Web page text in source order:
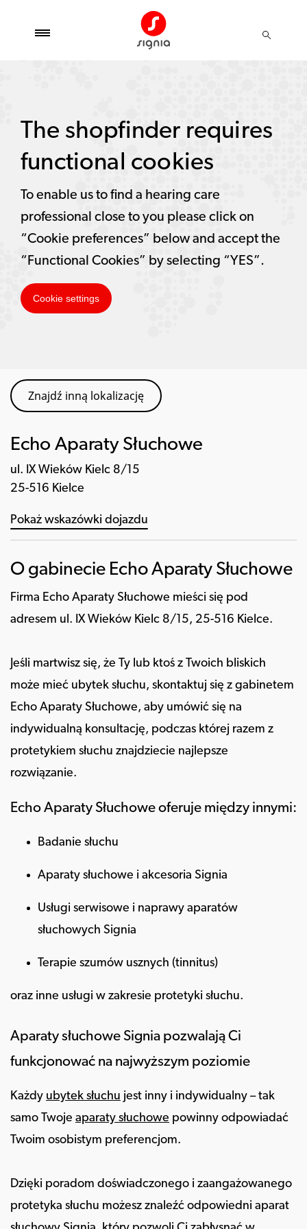
Znajdź inną lokalizację
Echo Aparaty Słuchowe
ul. IX Wieków Kielc 8/15
25-516 Kielce
Pokaż wskazówki dojazdu
O gabinecie Echo Aparaty Słuchowe
Firma Echo Aparaty Słuchowe mieści się pod
adresem ul. IX Wieków Kielc 8/15, 25-516 Kielce.
Jeśli martwisz się, że Ty lub ktoś z Twoich bliskich
może mieć ubytek słuchu, skontaktuj się z gabinetem
Echo Aparaty Słuchowe, aby umówić się na
indywidualną konsultację, podczas której razem z
protetykiem słuchu znajdziecie najlepsze
rozwiązanie.
Echo Aparaty Słuchowe oferuje między innymi:
Badanie słuchu
Aparaty słuchowe i akcesoria Signia
Usługi serwisowe i naprawy aparatów
słuchowych Signia
Terapie szumów usznych (tinnitus)
oraz inne usługi w zakresie protetyki słuchu.
Aparaty słuchowe Signia pozwalają Ci
funkcjonować na najwyższym poziomie
Każdy ubytek słuchu jest inny i indywidualny – tak
samo Twoje aparaty słuchowe powinny odpowiadać
Twoim osobistym preferencjom.
Dzięki poradom doświadczonego i zaangażowanego
protetyka słuchu możesz znaleźć odpowiedni aparat
The shopfinder requires
functional cookies
To enable us to find a hearing care
professional close to you please click on
“Cookie preferences” below and accept the
“Functional Cookies” by selecting “YES”.
Cookie settings